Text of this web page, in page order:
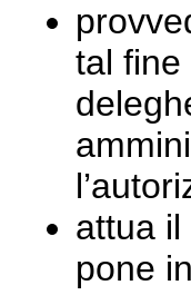
tal fine
attua
pone